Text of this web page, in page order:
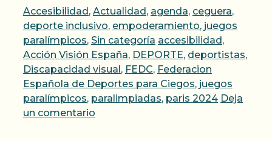
Categorías
Accesibilidad, Actualidad, agenda, ceguera,
deporte inclusivo, empoderamiento, juegos
paralímpicos, Sin categoría Etiquetas
accesibilidad,
Acción Visión España, DEPORTE, deportistas,
Discapacidad visual, FEDC, Federacion
Española de Deportes para Ciegos, juegos
paralímpicos, paralimpiadas, paris 2024 Deja
un comentario